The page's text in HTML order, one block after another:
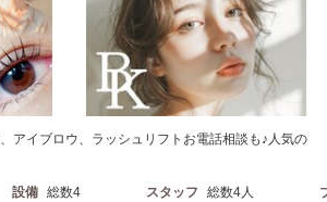
イブロウ、ラッシュリフトお電話相談も♪人気の
設備 総数4 スタッフ 総数4人